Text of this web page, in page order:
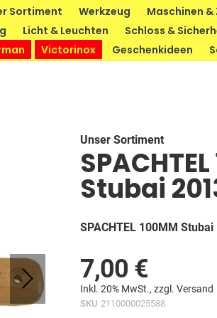
Sortiment Werkzeug
Maschinen &
Licht & Leuchten Schloss &
Victorinox Geschenkideen
Unser Sortiment
Stubai
SPACHTEL 100MM Stubai
7,00 €
Inkl. 20% MwSt., zzgl.Versand
SKU 2110000025588